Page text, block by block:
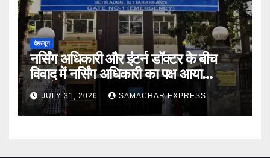
देहरादून
नर्सिंग अधिकारी और इंटर्न डॉक्टर के बीच
विवाद में नर्सिंग अधिकारी का पक्ष आया
सामने,करी निष्पक्ष जांच की मांग
JULY 31, 2026 SAMACHAR EXPRESS